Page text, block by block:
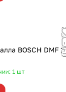
BOSCH DMF
1 шт